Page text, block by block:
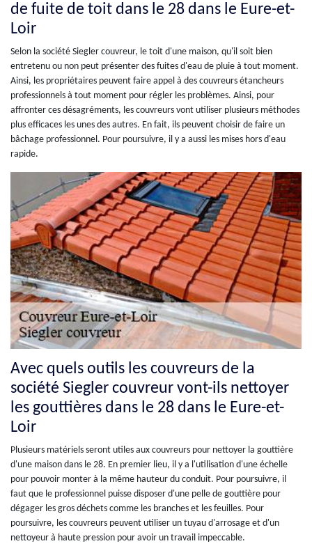
de fuite de toit dans le 28 dans le Eure-et-
Loir
Selon la société Siegler couvreur, le toit d'une maison, qu'il soit bien
entretenu ou non peut présenter des fuites d'eau de pluie à tout moment.
Ainsi, les propriétaires peuvent faire appel à des couvreurs étancheurs
professionnels à tout moment pour régler les problèmes. Ainsi, pour
affronter ces désagréments, les couvreurs vont utiliser plusieurs méthodes
plus efficaces les unes des autres. En fait, ils peuvent choisir de faire un
bâchage professionnel. Pour poursuivre, il y a aussi les mises hors d'eau
rapide.
Avec quels outils les couvreurs de la
société Siegler couvreur vont-ils nettoyer
les gouttières dans le 28 dans le Eure-et-
Loir
Plusieurs matériels seront utiles aux couvreurs pour nettoyer la gouttière
d'une maison dans le 28. En premier lieu, il y a l'utilisation d'une échelle
pour pouvoir monter à la même hauteur du conduit. Pour poursuivre, il
faut que le professionnel puisse disposer d'une pelle de gouttière pour
dégager les gros déchets comme les branches et les feuilles. Pour
poursuivre, les couvreurs peuvent utiliser un tuyau d'arrosage et d'un
nettoyeur à haute pression pour avoir un travail impeccable.